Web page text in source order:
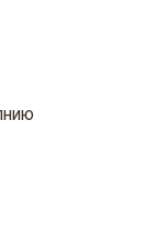
на метал. молнию